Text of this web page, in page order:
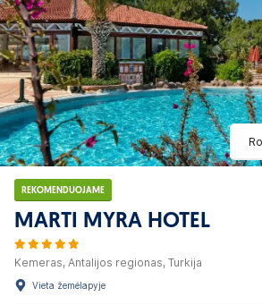
REKOMENDUOJAME
MARTI MYRA HOTEL
Kemeras, Antalijos regionas, Turkija
Vieta žemėlapyje